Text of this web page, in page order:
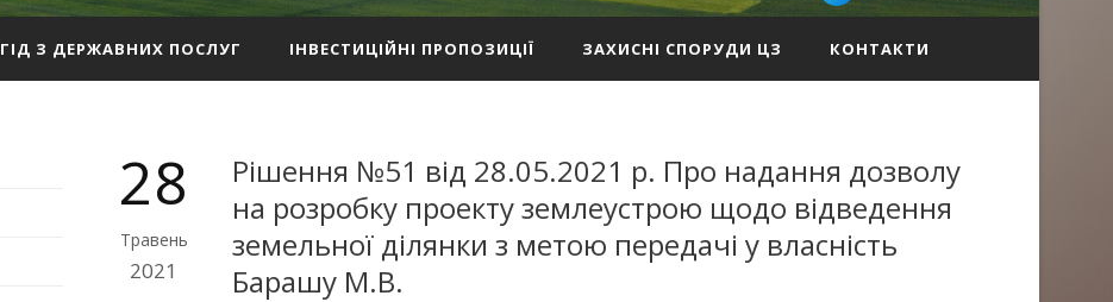
ГІД З ДЕРЖАВНИХ ПОСЛУГ ІНВЕСТИЦІЙНІ ПРОПОЗИЦІЇ ЗАХИСНІ СПОРУДИ ЦЗ КОНТАКТИ
28
Травень
2021
Рішення №51 від 28.05.2021 р. Про надання дозволу
на розробку проекту землеустрою щодо відведення
земельної ділянки з метою передачі у власність
Барашу М.В.